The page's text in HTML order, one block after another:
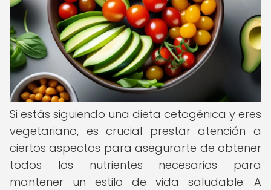
Si estás siguiendo una dieta cetogénica y eres
vegetariano, es crucial prestar atención a
ciertos aspectos para asegurarte de obtener
todos los nutrientes necesarios para
mantener un estilo de vida saludable. A